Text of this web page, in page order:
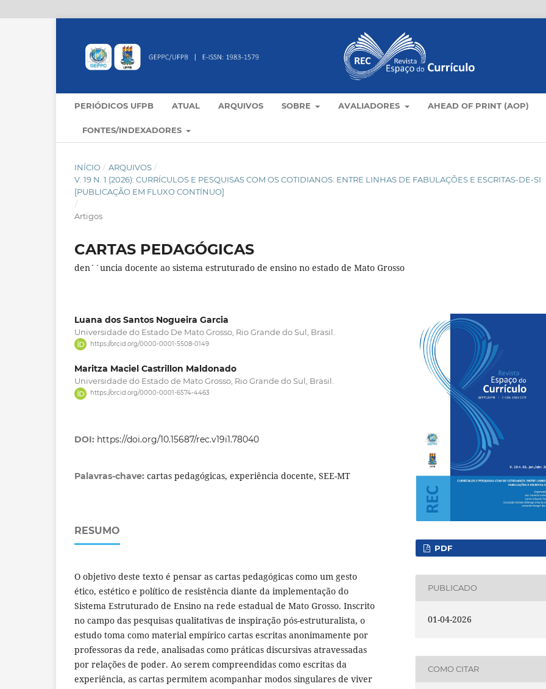
PERIÓDICOS UFPB ATUAL ARQUIVOS SOBRE AVALIADORES AHEAD OF PRINT (AOP)
FONTES/INDEXADORES
INÍCIO / ARQUIVOS /
V. 19 N. 1 (2026): CURRÍCULOS E PESQUISAS COM OS COTIDIANOS: ENTRE LINHAS DE FABULAÇÕES E ESCRITAS-DE-SI
[PUBLICAÇÃO EM FLUXO CONTÍNUO]
/
Artigos
CARTAS PEDAGÓGICAS
den´´uncia docente ao sistema estruturado de ensino no estado de Mato Grosso
Luana dos Santos Nogueira Garcia
Universidade do Estado De Mato Grosso, Rio Grande do Sul, Brasil.
https://orcid.org/0000-0001-5508-0149
Maritza Maciel Castrillon Maldonado
Universidade do Estado de Mato Grosso, Rio Grande do Sul, Brasil.
https://orcid.org/0000-0001-6574-4463
DOI: https://doi.org/10.15687/rec.v19i1.78040
Palavras-chave: cartas pedagógicas, experiência docente, SEE-MT
RESUMO
O objetivo deste texto é pensar as cartas pedagógicas como um gesto
ético, estético e político de resistência diante da implementação do
Sistema Estruturado de Ensino na rede estadual de Mato Grosso. Inscrito
no campo das pesquisas qualitativas de inspiração pós-estruturalista, o
estudo toma como material empírico cartas escritas anonimamente por
professoras da rede, analisadas como práticas discursivas atravessadas
por relações de poder. Ao serem compreendidas como escritas da
experiência, as cartas permitem acompanhar modos singulares de viver
PDF
PUBLICADO
01-04-2026
COMO CITAR